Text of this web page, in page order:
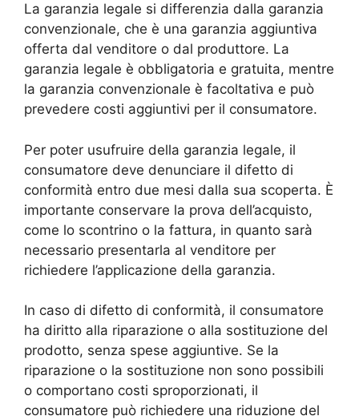
La garanzia legale si differenzia dalla garanzia
convenzionale, che è una garanzia aggiuntiva
offerta dal venditore o dal produttore. La
garanzia legale è obbligatoria e gratuita, mentre
la garanzia convenzionale è facoltativa e può
prevedere costi aggiuntivi per il consumatore.
Per poter usufruire della garanzia legale, il
consumatore deve denunciare il difetto di
conformità entro due mesi dalla sua scoperta. È
importante conservare la prova dell’acquisto,
come lo scontrino o la fattura, in quanto sarà
necessario presentarla al venditore per
richiedere l’applicazione della garanzia.
In caso di difetto di conformità, il consumatore
ha diritto alla riparazione o alla sostituzione del
prodotto, senza spese aggiuntive. Se la
riparazione o la sostituzione non sono possibili
o comportano costi sproporzionati, il
consumatore può richiedere una riduzione del